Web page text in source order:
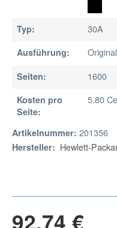
Typ: 30A
Ausführung:
Seiten: 1600
Kosten pro
Seite:
5.80
Artikelnummer: 201356
Hersteller: Hewlett-
92,74 €